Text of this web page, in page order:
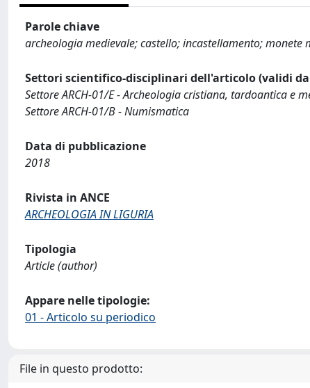
Parole chiave
archeologia medievale; castello; incastellamento; monete
Settori scientifico-disciplinari dell'articolo (validi
Settore ARCH-01/E - Archeologia cristiana, tardoantica e
Settore ARCH-01/B - Numismatica
Data di pubblicazione
2018
Rivista in ANCE
ARCHEOLOGIA IN LIGURIA
Tipologia
Article (author)
Appare nelle tipologie:
01 - Articolo su periodico
File in questo prodotto: